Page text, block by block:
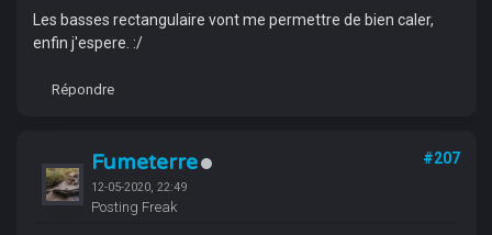
Les basses rectangulaire vont me permettre de bien caler,
enfin j'espere. :/
Répondre
Fumeterre
12-05-2020, 22:49
Posting Freak
#207